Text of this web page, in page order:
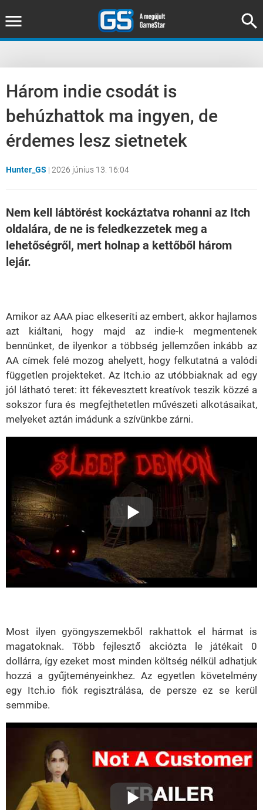
Három indie csodát is
behúzhattok ma ingyen, de
érdemes lesz sietnetek
Hunter_GS | 2026 június 13. 16:04
Nem kell lábtörést kockáztatva rohanni az Itch
oldalára, de ne is feledkezzetek meg a
lehetőségről, mert holnap a kettőből három
lejár.
Amikor az AAA piac elkeseríti az embert, akkor hajlamos
azt kiáltani, hogy majd az indie-k megmentenek
bennünket, de ilyenkor a többség jellemzően inkább az
AA címek felé mozog ahelyett, hogy felkutatná a valódi
független projekteket. Az Itch.io az utóbbiaknak ad egy
jól látható teret: itt fékevesztett kreatívok teszik közzé a
sokszor fura és megfejthetetlen művészeti alkotásaikat,
melyeket aztán imádunk a szívünkbe zárni.
Most ilyen gyöngyszemekből rakhattok el hármat is
magatoknak. Több fejlesztő akciózta le játékait 0
dollárra, így ezeket most minden költség nélkül adhatjuk
hozzá a gyűjteményeinkhez. Az egyetlen követelmény
egy Itch.io fiók regisztrálása, de persze ez se kerül
semmibe.